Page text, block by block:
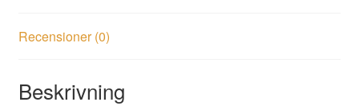
Recensioner (0)
Beskrivning